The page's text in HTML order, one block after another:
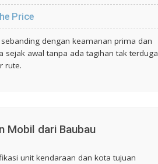
Price
dengan keamanan prima dan
sejak awal tanpa ada tagihan tak terduga
rute.
Mobil dari Baubau
unit kendaraan dan kota tujuan